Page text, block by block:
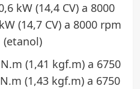
kW (14,4 CV) a 8000
(14,7 CV) a 8000 rpm
(etanol)
(1,41 kgf.m) a 6750
(1,43 kgf.m) a 6750